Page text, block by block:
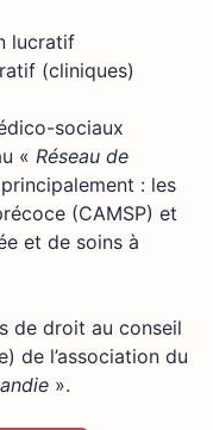
lucratif
(cliniques)
sociaux
« Réseau de
: les
(CAMSP) et
et de soins à
de droit au conseil
de l’association du
».